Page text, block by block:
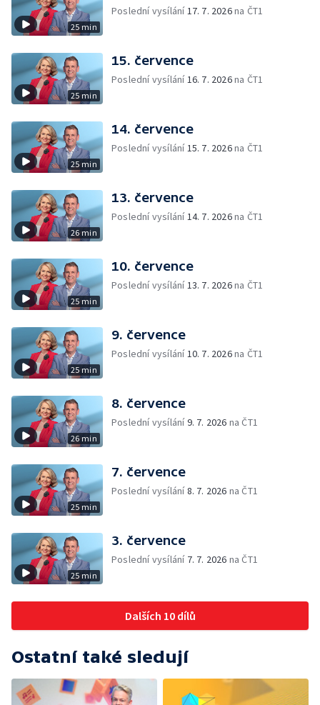
25 min
Poslední vysílání17. 7. 2026na ČT1
25 min
15. července
Poslední vysílání16. 7. 2026na ČT1
25 min
14. července
Poslední vysílání15. 7. 2026na ČT1
26 min
13. července
Poslední vysílání14. 7. 2026na ČT1
25 min
10. července
Poslední vysílání13. 7. 2026na ČT1
25 min
9. července
Poslední vysílání10. 7. 2026na ČT1
26 min
8. července
Poslední vysílání9. 7. 2026 na ČT1
25 min
7. července
Poslední vysílání8. 7. 2026 na ČT1
25 min
3. července
Poslední vysílání 7. 7. 2026 na ČT1
Dalších 10 dílů
Ostatní také sledují